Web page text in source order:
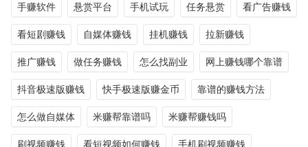
手赚软件 悬赏平台 手机试玩 任务悬赏 看广告赚钱
看短剧赚钱 自媒体赚钱 挂机赚钱 拉新赚钱
推广赚钱 做任务赚钱 怎么找副业 网上赚钱哪个靠谱
抖音极速版赚钱 快手极速版赚金币 靠谱的赚钱方法
怎么做自媒体 米赚帮靠谱吗 米赚帮赚钱吗
刷视频赚钱 看短视频如何赚钱 手机刷视频赚钱